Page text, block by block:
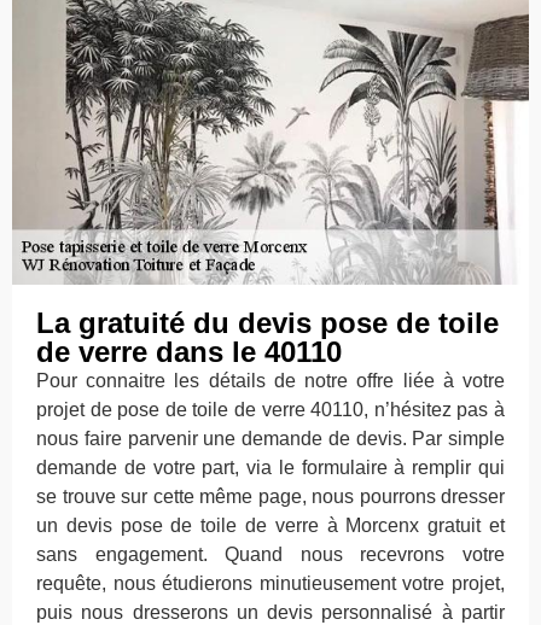
La gratuité du devis pose de toile
de verre dans le 40110
Pour connaitre les détails de notre offre liée à votre
projet de pose de toile de verre 40110, n’hésitez pas à
nous faire parvenir une demande de devis. Par simple
demande de votre part, via le formulaire à remplir qui
se trouve sur cette même page, nous pourrons dresser
un devis pose de toile de verre à Morcenx gratuit et
sans engagement. Quand nous recevrons votre
requête, nous étudierons minutieusement votre projet,
puis nous dresserons un devis personnalisé à partir